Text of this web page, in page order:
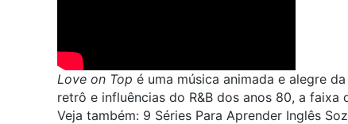
Love on Top é uma música animada e alegre
retrô e influências do R&B dos anos 80, a
Veja também: 9 Séries Para Aprender Inglês